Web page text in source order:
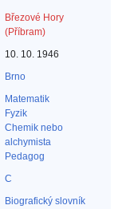
Březové Hory
(Příbram)
10. 10. 1946
Brno
Matematik‎
Fyzik‎
Chemik nebo
alchymista‎
Pedagog‎
C
Biografický slovník